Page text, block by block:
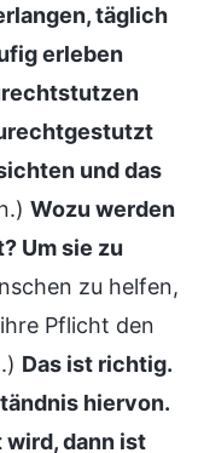
täglich
erleben
und das
Wozu werden
Um sie zu
zu helfen,
Pflicht den
Das ist richtig.
hiervon.
dann ist